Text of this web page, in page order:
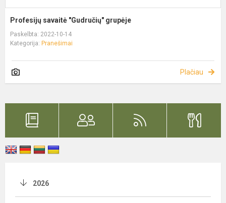
Profesijų savaitė "Gudručių" grupėje
Paskelbta: 2022-10-14
Kategorija: Pranešimai
Plačiau
2026